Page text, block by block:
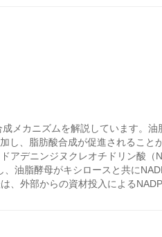
メカニズムを解説しています。油
し、脂肪酸合成が促進されること
アデニンジヌクレオチドリン酸（
油脂酵母がキシロースと共に
、外部からの資材投入による